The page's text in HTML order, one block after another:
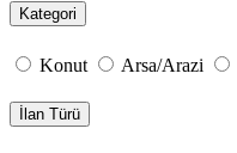
Kategori
Konut Arsa/Arazi
İlan Türü